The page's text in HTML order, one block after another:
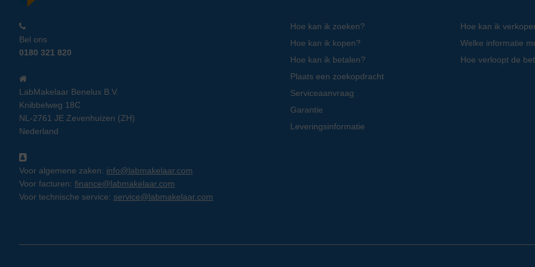
Bel ons
0180 321 820
LabMakelaar Benelux B.V.
Knibbelweg 18C
NL-2761 JE Zevenhuizen (ZH)
Nederland
Voor algemene zaken: info@labmakelaar.com
Voor facturen: finance@labmakelaar.com
Voor technische service: service@labmakelaar.com
Hoe kan ik zoeken?
Hoe kan ik kopen?
Hoe kan ik betalen?
Plaats een zoekopdracht
Serviceaanvraag
Garantie
Leveringsinformatie
Hoe kan ik
Welke informatie
Hoe verloopt de